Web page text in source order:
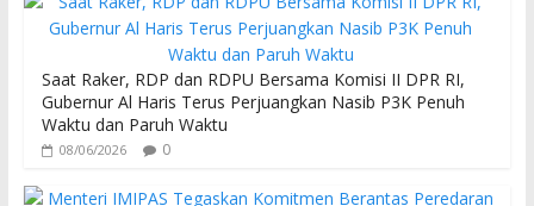
b
o
o
k
er s
A
p
p
Saat Raker, RDP dan RDPU Bersama Komisi II DPR RI,
Gubernur Al Haris Terus Perjuangkan Nasib P3K Penuh
Waktu dan Paruh Waktu
08/06/2026 0